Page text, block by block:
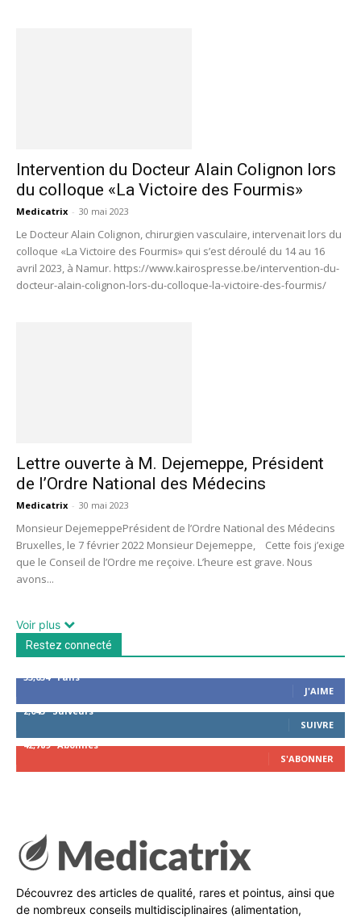
Intervention du Docteur Alain Colignon lors
du colloque «La Victoire des Fourmis»
Medicatrix - 30 mai 2023
Le Docteur Alain Colignon, chirurgien vasculaire, intervenait lors du
colloque «La Victoire des Fourmis» qui s’est déroulé du 14 au 16
avril 2023, à Namur. https://www.kairospresse.be/intervention-du-
docteur-alain-colignon-lors-du-colloque-la-victoire-des-fourmis/
Lettre ouverte à M. Dejemeppe, Président
de l’Ordre National des Médecins
Medicatrix - 30 mai 2023
Monsieur DejemeppePrésident de l’Ordre National des Médecins
Bruxelles, le 7 février 2022 Monsieur Dejemeppe, Cette fois j’exige
que le Conseil de l’Ordre me reçoive. L’heure est grave. Nous
avons...
Voir plus
Restez connecté
53,654
Fans
J'AIME
2,043 Suiveurs
SUIVRE
42,789 Abonnés
S'ABONNER
Découvrez des articles de qualité, rares et pointus, ainsi que
de nombreux conseils multidisciplinaires (alimentation,